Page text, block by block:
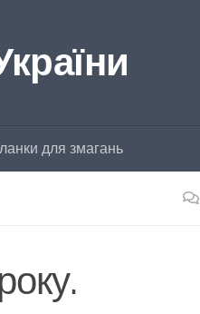
для змагань